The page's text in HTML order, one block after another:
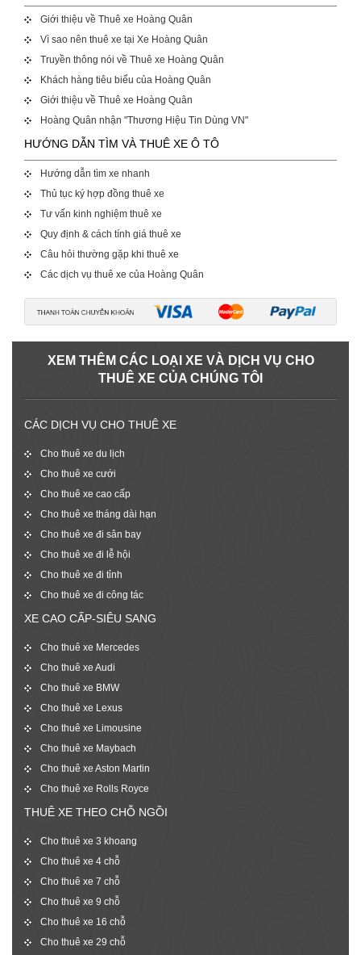
Giới thiệu về Thuê xe Hoàng Quân
Vì sao nên thuê xe tại Xe Hoàng Quân
Truyền thông nói về Thuê xe Hoàng Quân
Khách hàng tiêu biểu của Hoàng Quân
Giới thiệu về Thuê xe Hoàng Quân
Hoàng Quân nhận "Thương Hiệu Tin Dùng VN"
HƯỚNG DẪN TÌM VÀ THUÊ XE Ô TÔ
Hướng dẫn tìm xe nhanh
Thủ tục ký hợp đồng thuê xe
Tư vấn kinh nghiệm thuê xe
Quy định & cách tính giá thuê xe
Câu hỏi thường gặp khi thuê xe
Các dịch vụ thuê xe của Hoàng Quân
XEM THÊM CÁC LOẠI XE VÀ DỊCH VỤ CHO
THUÊ XE CỦA CHÚNG TÔI
CÁC DỊCH VỤ CHO THUÊ XE
Cho thuê xe du lịch
Cho thuê xe cưới
Cho thuê xe cao cấp
Cho thuê xe tháng dài hạn
Cho thuê xe đi sân bay
Cho thuê xe đi lễ hội
Cho thuê xe đi tỉnh
Cho thuê xe đi công tác
XE CAO CẤP-SIÊU SANG
Cho thuê xe Mercedes
Cho thuê xe Audi
Cho thuê xe BMW
Cho thuê xe Lexus
Cho thuê xe Limousine
Cho thuê xe Maybach
Cho thuê xe Aston Martin
Cho thuê xe Rolls Royce
THUÊ XE THEO CHỖ NGỒI
Cho thuê xe 3 khoang
Cho thuê xe 4 chỗ
Cho thuê xe 7 chỗ
Cho thuê xe 9 chỗ
Cho thuê xe 16 chỗ
Cho thuê xe 29 chỗ